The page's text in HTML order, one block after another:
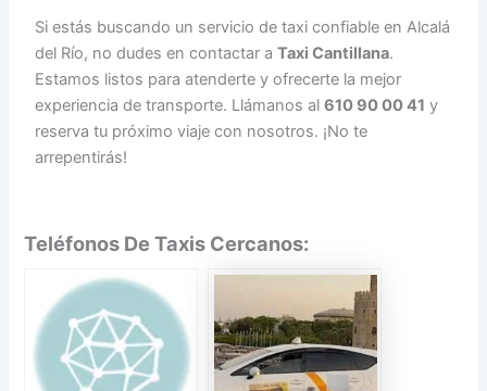
Si estás buscando un servicio de taxi confiable en Alcalá
del Río, no dudes en contactar aTaxi Cantillana.
Estamos listos para atenderte y ofrecerte la mejor
experiencia de transporte. Llámanos al610 90 00 41 y
reserva tu próximo viaje con nosotros. ¡No te
arrepentirás!
Teléfonos De Taxis Cercanos: